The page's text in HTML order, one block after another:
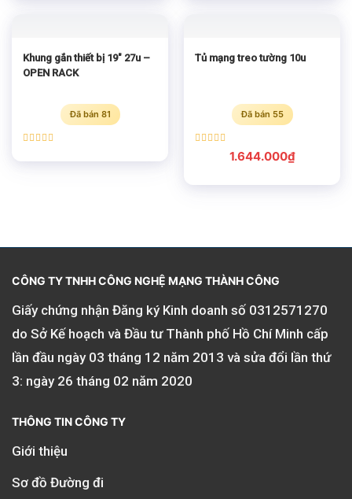
Khung gắn thiết bị 19″ 27u –
OPEN RACK
Đã bán 81
hạng5.00
Tủ mạng treo tường 10u
Đã bán 55
Được xếp
5.00
1.644.000₫
CÔNG TY TNHH CÔNG NGHỆ MẠNG THÀNH CÔNG
Giấy chứng nhận Đăng ký Kinh doanh số 0312571270
do Sở Kế hoạch và Đầu tư Thành phố Hồ Chí Minh cấp
lần đầu ngày 03 tháng 12 năm 2013 và sửa đổi lần thứ
3: ngày 26 tháng 02 năm 2020
THÔNG TIN CÔNG TY
Giới thiệu
Sơ đồ Đường đi